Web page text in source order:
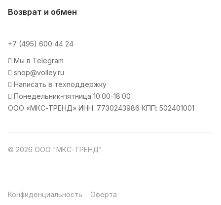
Возврат и обмен
+7 (495) 600 44 24
Мы в Telegram
shop@volley.ru
Написать в техподдержку
Понедельник-пятница 10:00-18:00
ООО «МКС-ТРЕНД» ИНН: 7730243986 КПП: 502401001
© 2026 ООО "МКС-ТРЕНД"
Конфиденциальность Оферта